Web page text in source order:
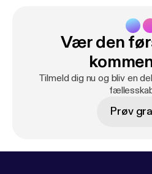
https://
Vær den
Tilmeld dig nu og bliv en
Prøv